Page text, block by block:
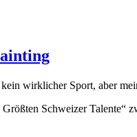
wirklicher Sport, aber
Schweizer Talente“